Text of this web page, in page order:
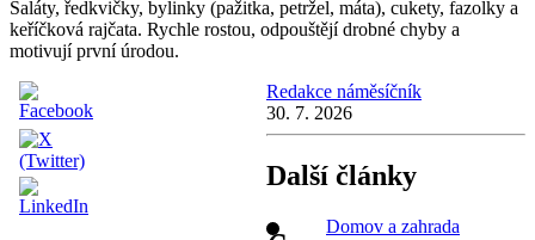
Saláty, ředkvičky, bylinky (pažitka, petržel, máta), cukety, fazolky a
keříčková rajčata. Rychle rostou, odpouštějí drobné chyby a
motivují první úrodou.
Redakce náměsíčník
30. 7. 2026
Další články
Domov a zahrada